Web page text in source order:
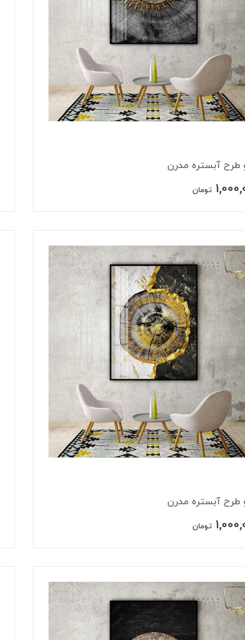
طرح آبستره مدرن
تومان
طرح آبستره مدرن
تومان